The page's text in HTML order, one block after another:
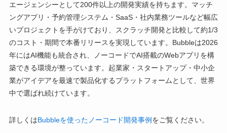
エージェンシーとして200件以上の開発実績を持ちます。マッチ
ングアプリ・予約管理システム・SaaS・社内業務ツールなど幅広
いプロジェクトを手がけており、スクラッチ開発と比較して約1/3
のコスト・期間で本番リリースを実現しています。Bubbleは2026
年にはAI機能も統合され、ノーコードでAI搭載のWebアプリを構
築できる環境が整っています。起業家・スタートアップ・中小企
業がアイデアを最速で製品化するプラットフォームとして、世界
中で選ばれ続けています。
詳しくはBubbleを使ったノーコード開発事例 をご覧ください。